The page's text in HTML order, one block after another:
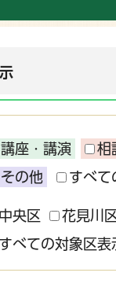
講座・講演 相
その他
すべて
中央区 花見川
すべての対象区表